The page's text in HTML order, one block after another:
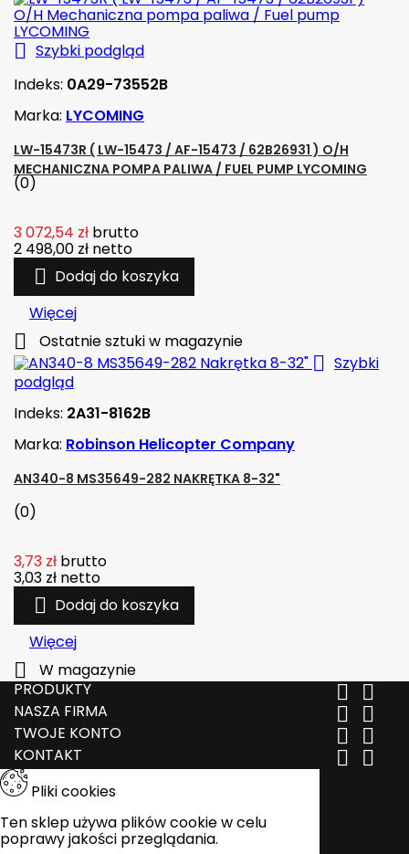
 Szybki podgląd
Indeks: 0A29-73552B
Marka: LYCOMING
LW-15473R ( LW-15473 / AF-15473 / 62B26931 ) O/H
MECHANICZNA POMPA PALIWA / FUEL PUMP LYCOMING
(0)
3 072,54 zł brutto
2 498,00 zł netto
 Dodaj do koszyka
Więcej
 Ostatnie sztuki w magazynie
 Szybki
podgląd
Indeks: 2A31-8162B
Marka: Robinson Helicopter Company
AN340-8 MS35649-282 NAKRĘTKA 8-32"
(0)
3,73 zł brutto
3,03 zł netto
 Dodaj do koszyka
Więcej

W magazynie
PRODUKTY
 
NASZA FIRMA  
TWOJE KONTO  
KONTAKT  
Pliki cookies
Ten sklep używa plików cookie w celu
poprawy jakości przeglądania.